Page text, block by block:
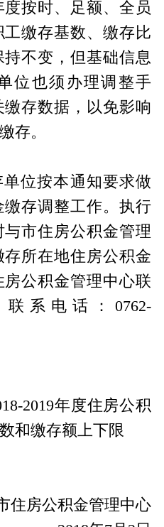
按时、足额、全员
缴存基数、缴存比
不变，但基础信息
位也须办理调整手
存数据，以免影响
存。
位按本通知要求做
存调整工作。执行
市住房公积金管理
所在地住房公积金
公积金管理中心联
系电话：0762-
2019年度住房公积
和缴存额上下限
住房公积金管理中心